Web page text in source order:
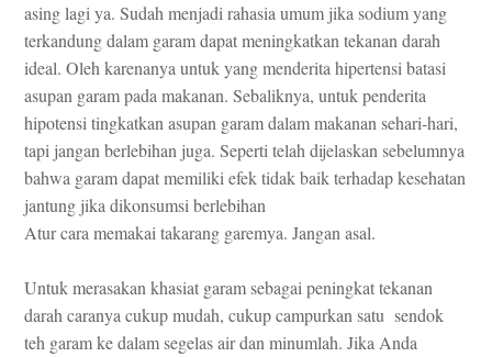
asing lagi ya. Sudah menjadi rahasia umum jika sodium yang
terkandung dalam garam dapat meningkatkan tekanan darah
ideal. Oleh karenanya untuk yang menderita hipertensi batasi
asupan garam pada makanan. Sebaliknya, untuk penderita
hipotensi tingkatkan asupan garam dalam makanan sehari-hari,
tapi jangan berlebihan juga. Seperti telah dijelaskan sebelumnya
bahwa garam dapat memiliki efek tidak baik terhadap kesehatan
jantung jika dikonsumsi berlebihan
Atur cara memakai takarang garemya. Jangan asal.
Untuk merasakan khasiat garam sebagai peningkat tekanan
darah caranya cukup mudah, cukup campurkan satu sendok
teh garam ke dalam segelas air dan minumlah. Jika Anda